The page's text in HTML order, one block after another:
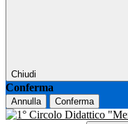
Chiudi
Conferma
Annulla Conferma